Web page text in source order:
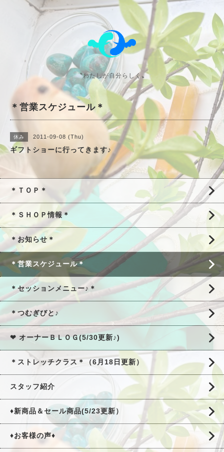
〝わたしが自分らしく〟
＊営業スケジュール＊
休み 2011-09-08 (Thu)
ギフトショーに行ってきます♪
＊ＴＯＰ＊
＊ＳＨＯＰ情報＊
＊お知らせ＊
＊営業スケジュール＊
＊セッションメニュー♪＊
＊つむぎびと♪
❤ オーナーＢＬＯＧ(5/30更新♪)
＊ストレッチクラス＊（6月18日更新）
スタッフ紹介
♦新商品＆セール商品(5/23更新）
♦お客様の声♦